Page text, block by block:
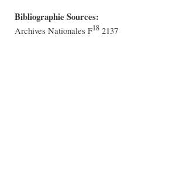
Bibliographie Sources:
Archives Nationales F18 2137